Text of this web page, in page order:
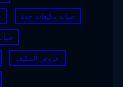
صيانة مكيفات جدة
عروض المكيف